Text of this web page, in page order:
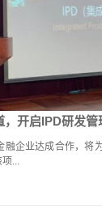
，开启IPD研发管
融企业达成合作，将
...